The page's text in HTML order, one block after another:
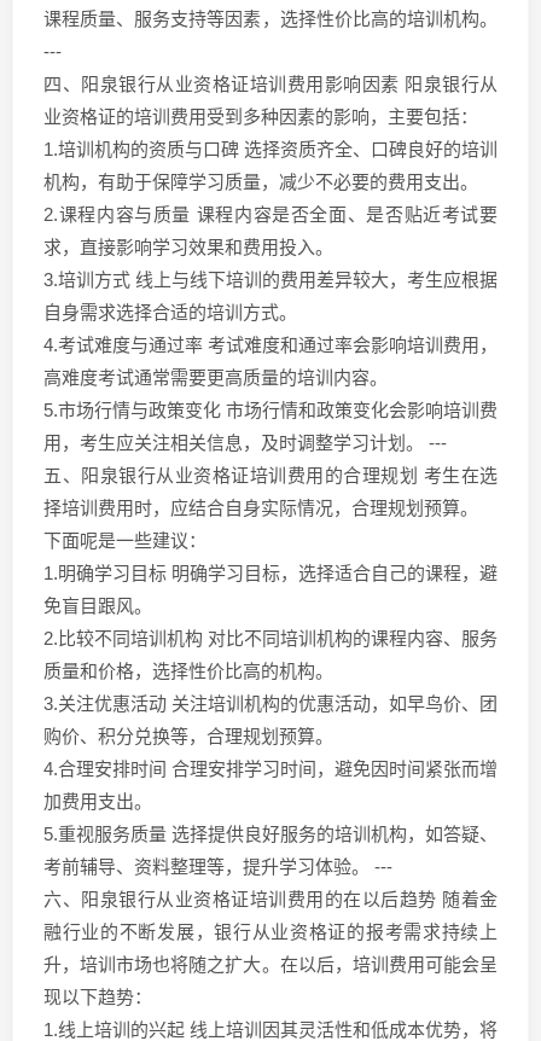
课程质量、服务支持等因素，选择性价比高的培训机构。
---
四、阳泉银行从业资格证培训费用影响因素 阳泉银行从
业资格证的培训费用受到多种因素的影响，主要包括：
1.培训机构的资质与口碑 选择资质齐全、口碑良好的培训
机构，有助于保障学习质量，减少不必要的费用支出。
2.课程内容与质量 课程内容是否全面、是否贴近考试要
求，直接影响学习效果和费用投入。
3.培训方式 线上与线下培训的费用差异较大，考生应根据
自身需求选择合适的培训方式。
4.考试难度与通过率 考试难度和通过率会影响培训费用，
高难度考试通常需要更高质量的培训内容。
5.市场行情与政策变化 市场行情和政策变化会影响培训费
用，考生应关注相关信息，及时调整学习计划。 ---
五、阳泉银行从业资格证培训费用的合理规划 考生在选
择培训费用时，应结合自身实际情况，合理规划预算。
下面呢是一些建议：
1.明确学习目标 明确学习目标，选择适合自己的课程，避
免盲目跟风。
2.比较不同培训机构 对比不同培训机构的课程内容、服务
质量和价格，选择性价比高的机构。
3.关注优惠活动 关注培训机构的优惠活动，如早鸟价、团
购价、积分兑换等，合理规划预算。
4.合理安排时间 合理安排学习时间，避免因时间紧张而增
加费用支出。
5.重视服务质量 选择提供良好服务的培训机构，如答疑、
考前辅导、资料整理等，提升学习体验。 ---
六、阳泉银行从业资格证培训费用的在以后趋势 随着金
融行业的不断发展，银行从业资格证的报考需求持续上
升，培训市场也将随之扩大。在以后，培训费用可能会呈
现以下趋势：
1.线上培训的兴起 线上培训因其灵活性和低成本优势，将